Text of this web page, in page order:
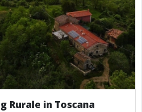
Rurale in Toscana